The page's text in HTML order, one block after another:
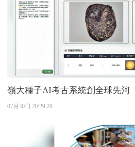
嶺大種子AI考古系統創全球先河
07月30日 20:29:20